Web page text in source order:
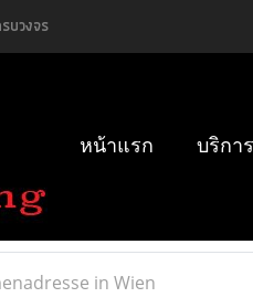
บวงจร
หน้าแรก บริการ
in Wien